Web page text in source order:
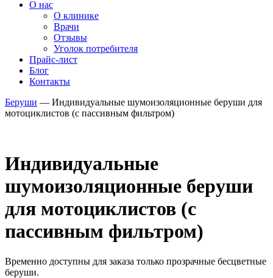
О нас
О клинике
Врачи
Отзывы
Уголок потребителя
Прайс-лист
Блог
Контакты
Беруши — Индивидуальные шумоизоляционные беруши для
мотоциклистов (с пассивным фильтром)
Индивидуальные
шумоизоляционные беруши
для мотоциклистов (с
пассивным фильтром)
Временно доступны для заказа только прозрачные бесцветные
беруши.